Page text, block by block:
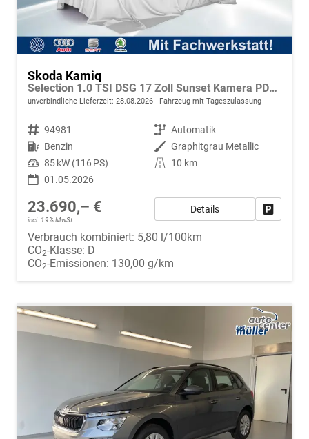
Skoda Kamiq
Selection 1.0 TSI DSG 17 Zoll Sunset Kamera PDC v+h
unverbindliche Lieferzeit: 28.08.2026 Fahrzeug mit Tageszulassung
Fahrzeugnr. 94981 Getriebe Automatik
Kraftstoff Benzin Außenfarbe Graphitgrau Metallic
Leistung 85 kW (116 PS) Kilometerstand
10 km
01.05.2026
23.690,– €
incl. 19% MwSt.
Details
Verbrauch kombiniert: 5,80 l/100km
CO2-Klasse: D
CO2-Emissionen: 130,00 g/km